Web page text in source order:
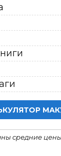
средние